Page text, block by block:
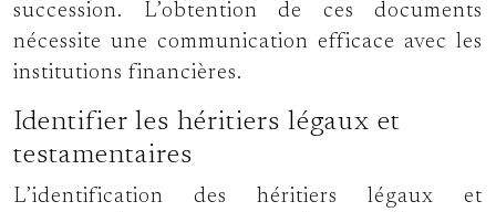
succession. L’obtention de ces documents
nécessite une communication efficace avec les
institutions financières.
Identifier les héritiers légaux et
testamentaires
L’identification des héritiers légaux et